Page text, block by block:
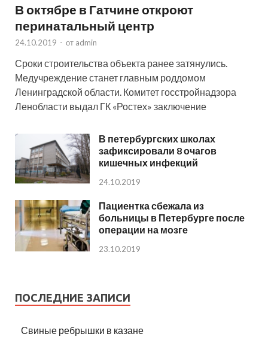
В октябре в Гатчине откроют
перинатальный центр
24.10.2019 - от admin
Сроки строительства объекта ранее затянулись.
Медучреждение станет главным роддомом
Ленинградской области. Комитет госстройнадзора
Ленобласти выдал ГК «Ростех» заключение
В петербургских школах
зафиксировали 8 очагов
кишечных инфекций
24.10.2019
Пациентка сбежала из
больницы в Петербурге после
операции на мозге
23.10.2019
ПОСЛЕДНИЕ ЗАПИСИ
Свиные ребрышки в казане